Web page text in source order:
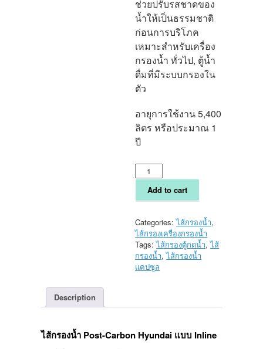
ช่วยปรับรสชาดของ
น้ำให้เป็นธรรมชาติ
ก่อนการบริโภค
เหมาะสำหรับเครื่อง
กรองน้ำ ทั่วไป, ตู้น้ำ
ดื่มที่มีระบบกรองใน
ตัว
อายุการใช้งาน 5,400
ลิตร หรือประมาณ 1
ปี
ไส้
กรอง
Post-
Hyundai
แบบ
Inline
ขนาด
2.5x13
Add to cart
Categories:ไส้กรองน้ำ,
ไส้กรองเครื่องกรองน้ำ
Tags:ไส้กรองตู้กดน้ำ,ไส้
กรองน้ำ,ไส้กรองน้ำ
แคปซูล
Description
ไส้กรองน้ำ Post-Carbon Hyundai แบบ Inline